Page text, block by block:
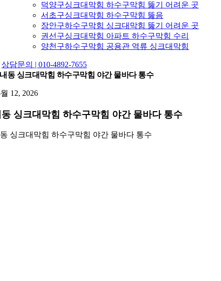
덕양구싱크대막힘 하수구막힘 뚫기 어려운 곳
서초구싱크대막힘 하수구막힘 뚫음
장안구하수구막힘 싱크대막힘 뚫기 어려운 곳
권선구싱크대막힘 아파트 하수구막힘 수리
양천구하수구막힘 공용관 역류 싱크대막힘
상담문의 | 010-4892-7655
내동 싱크대막힘 하수구막힘 야간 물바다 통수
12, 2026
싱크대막힘 하수구막힘 야간 물바다 통수
싱크대막힘 하수구막힘 야간 물바다 통수